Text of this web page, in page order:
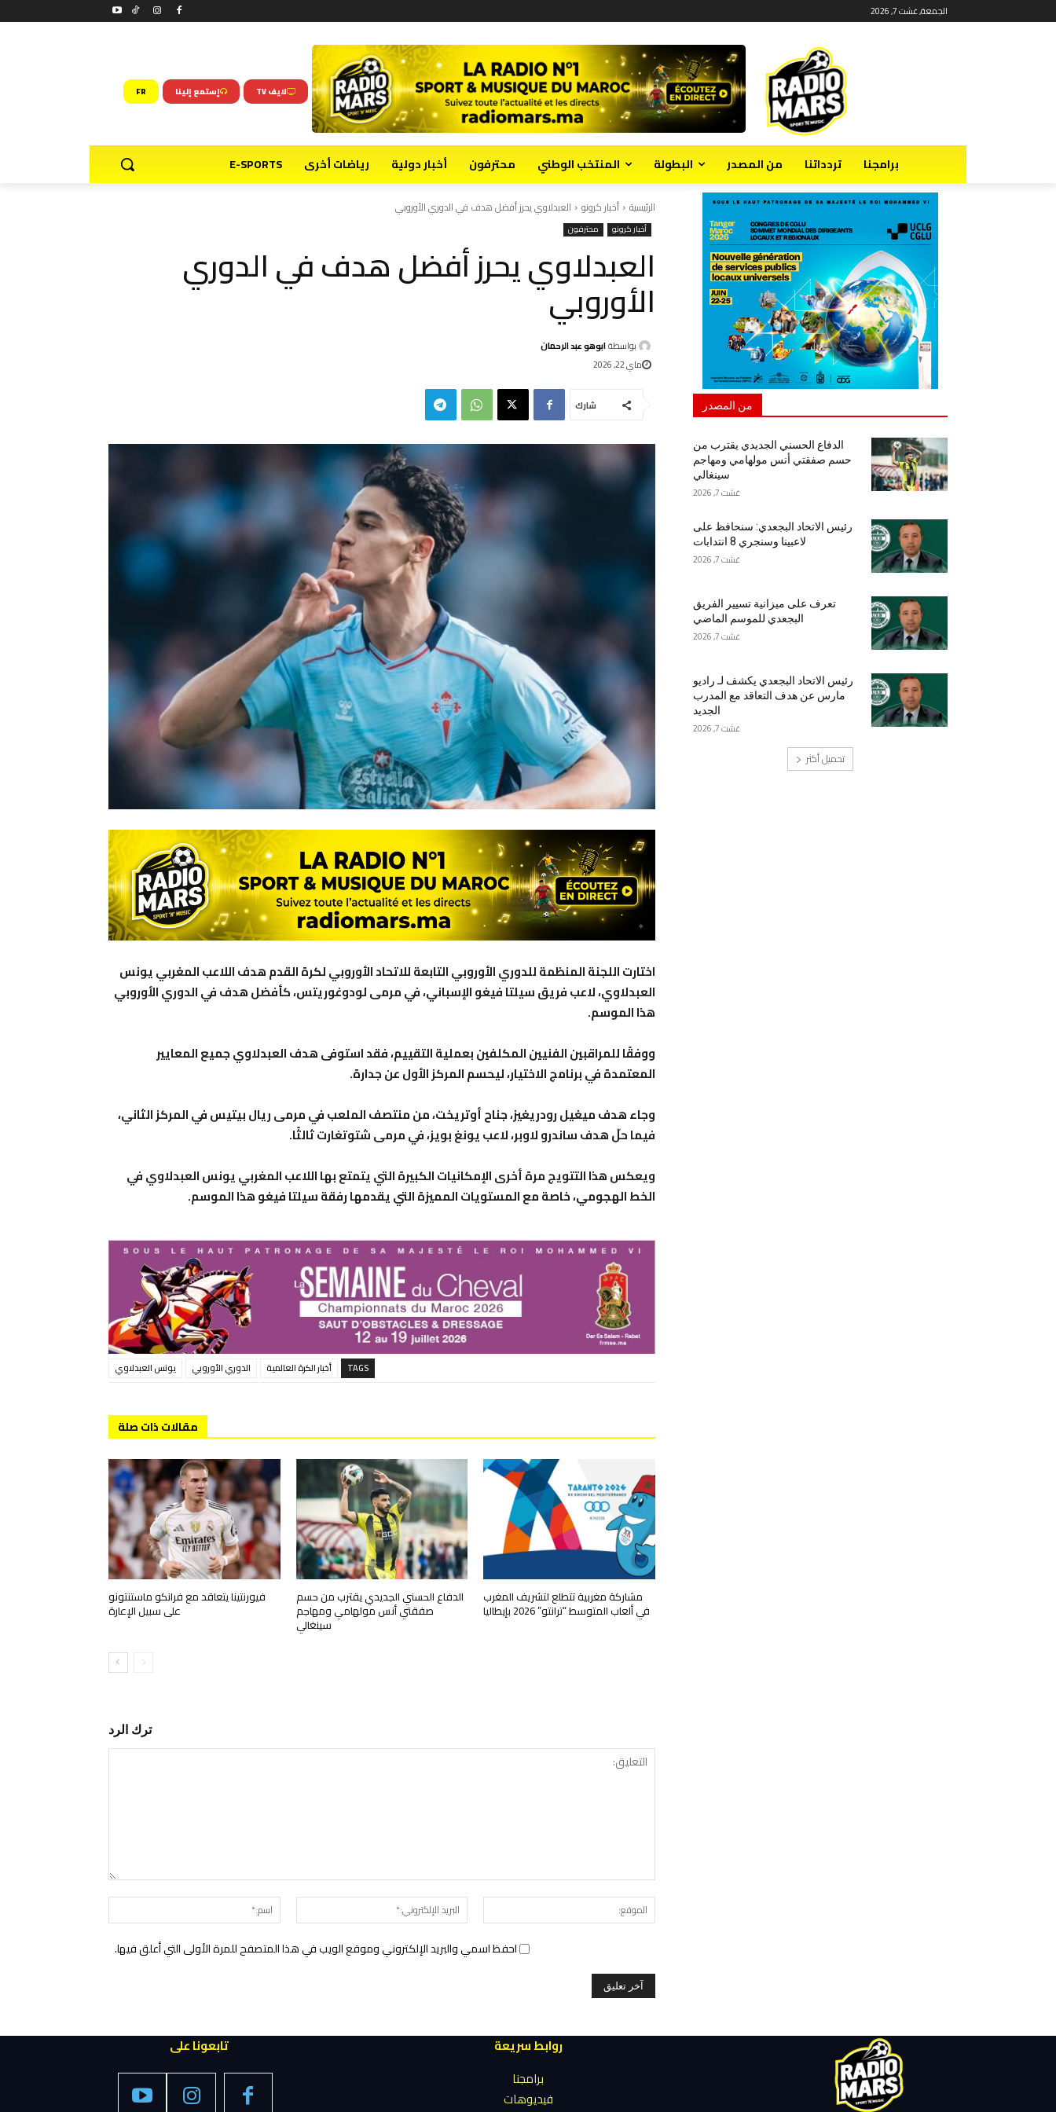
الجمعة, غشت 7, 2026
لايف TV إستمع إلينا FR
برامجنا تردداتنا من المصدر البطولة المنتخب الوطني محترفون أخبار دولية رياضات أخرى E-SPORTS
الرئيسية أخبار كرونو العبدلاوي يحرز أفضل هدف في الدوري الأوروبي
أخبار كرونو محترفون
العبدلاوي يحرز أفضل هدف في الدوري
الأوروبي
بواسطةابوهو عبد الرحمان
ماي 22, 2026
شارك
اختارت اللجنة المنظمة للدوري الأوروبي التابعة للاتحاد الأوروبي لكرة القدم هدف اللاعب المغربي يونس
العبدلاوي، لاعب فريق سيلتا فيغو الإسباني، في مرمى لودوغوريتس، كأفضل هدف في الدوري الأوروبي
هذا الموسم.
ووفقًا للمراقبين الفنيين المكلفين بعملية التقييم، فقد استوفى هدف العبدلاوي جميع المعايير
المعتمدة في برنامج الاختيار، ليحسم المركز الأول عن جدارة.
وجاء هدف ميغيل رودريغيز، جناح أوتريخت، من منتصف الملعب في مرمى ريال بيتيس في المركز الثاني،
فيما حلّ هدف ساندرو لاوبر، لاعب يونغ بويز، في مرمى شتوتغارت ثالثًا.
ويعكس هذا التتويج مرة أخرى الإمكانيات الكبيرة التي يتمتع بها اللاعب المغربي يونس العبدلاوي في
الخط الهجومي، خاصة مع المستويات المميزة التي يقدمها رفقة سيلتا فيغو هذا الموسم.
TAGS أخبار الكرة العالمية الدوري الأوروبي يونس العبدلاوي
مقالات ذات صلة
مشاركة مغربية تتطلع لتشريف المغرب
في ألعاب المتوسط “ترانتو” 2026 بإيطاليا
الدفاع الحسني الجديدي يقترب من حسم
صفقتي أنس مولهامي ومهاجم
سينغالي
فيورنتينا يتعاقد مع فرانكو ماستنتونو
على سبيل الإعارة
ترك الرد
التعليق:
اسم:*
البريد
الإلكتروني:*
الموقع:
احفظ اسمي والبريد الإلكتروني وموقع الويب في هذا المتصفح للمرة الأولى التي أعلق فيها.
من المصدر
الدفاع الحسني الجديدي يقترب من
حسم صفقتي أنس مولهامي ومهاجم
سينغالي
غشت 7, 2026
رئيس الاتحاد البجعدي: سنحافظ على
لاعبينا وسنجري 8 انتدابات
غشت 7, 2026
تعرف على ميزانية تسيير الفريق
البجعدي للموسم الماضي
غشت 7, 2026
رئيس الاتحاد البجعدي يكشف لـ راديو
مارس عن هدف التعاقد مع المدرب
الجديد
غشت 7, 2026
تحميل أكثر
تابعونا على
روابط سريعة
برامجنا
فيديوهات